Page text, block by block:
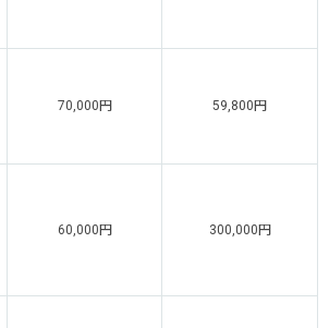
70,000円 59,800円
60,000円 300,000円